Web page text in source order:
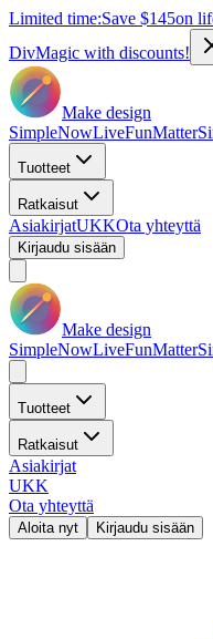
Limited time:Save $145on
DivMagic with discounts!
Make design
SimpleNowLiveFunMatter
Tuotteet
Ratkaisut
AsiakirjatUKKOta yhteyttä
Kirjaudu sisään
Make design
SimpleNowLiveFunMatter
Tuotteet
Ratkaisut
Asiakirjat
UKK
Ota yhteyttä
Aloita nyt Kirjaudu sisään